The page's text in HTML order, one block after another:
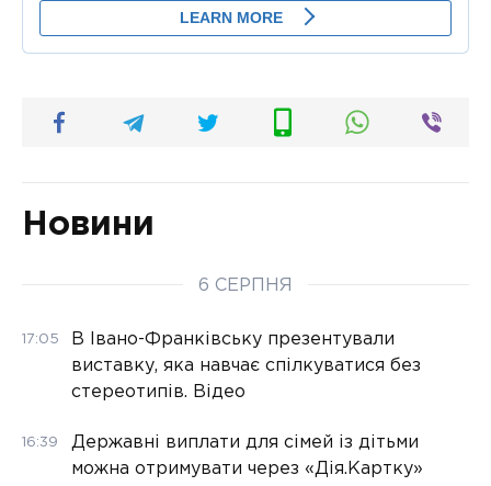
Новини
6 СЕРПНЯ
17:05
В Івано-Франківську презентували
виставку, яка навчає спілкуватися без
стереотипів. Відео
16:39
Державні виплати для сімей із дітьми
можна отримувати через «Дія.Картку»